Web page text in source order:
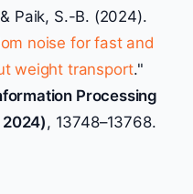
Paik, S.-B. (2024).
noise for fast and
weight transport."
Processing
2024), 13748–13768.